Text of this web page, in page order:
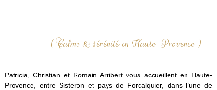
( Calme & sérénité en Haute-Provence )
Patricia, Christian et Romain Arribert vous accueillent en Haute-
Provence, entre Sisteron et pays de Forcalquier, dans l’une de